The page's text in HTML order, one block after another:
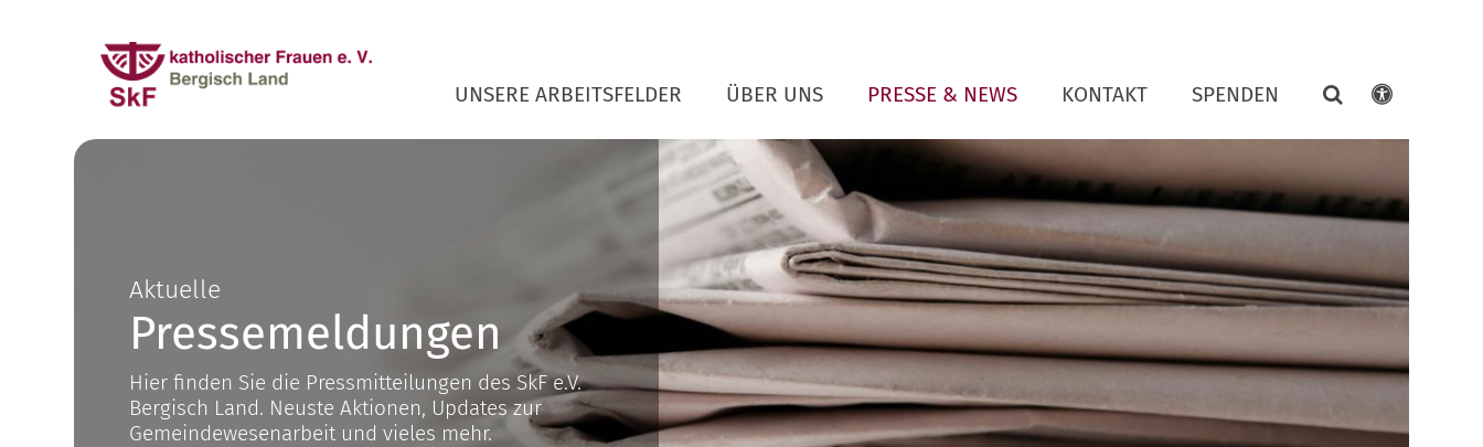
UNSERE ARBEITSFELDER ÜBER UNS PRESSE & NEWS KONTAKT SPENDEN
Aktuelle
Pressemeldungen
Hier finden Sie die Pressmitteilungen des SkF e.V.
Bergisch Land. Neuste Aktionen, Updates zur
Gemeindewesenarbeit und vieles mehr.